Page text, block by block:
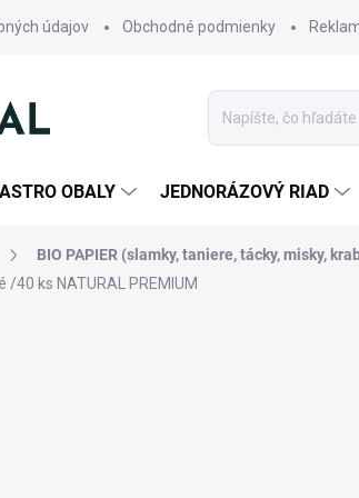
údajov Obchodné podmienky
OBALY JEDNORÁZOVÝ RIAD
BIO PAPIER (slamky, taniere, tácky, misky,
40 ks NATURAL PREMIUM